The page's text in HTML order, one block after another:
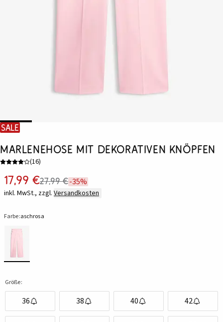
SALE
Marlenehose mit dekorativen Knöpfen
(16)
17,99 €27,99 €-35%
inkl. MwSt., zzgl. Versandkosten
Farbe:aschrosa
Größe:
36 38 40 42